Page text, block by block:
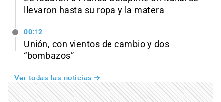
llevaron hasta su ropa y la matera
00:12
Unión, con vientos de cambio y dos
“bombazos”
Ver todas las noticias